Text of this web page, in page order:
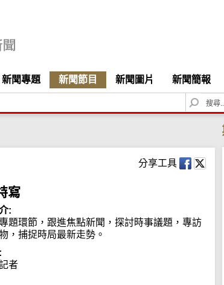
新聞專題 新聞節目 新聞圖片 新聞簡報
S
e
c
h
分享工具
寫
:
題環節，跟進焦點新聞，探討時事議題，專訪
，捕捉時局最新走勢。
者